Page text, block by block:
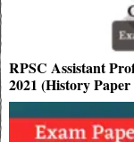
RPSC Assistant
2021 (History